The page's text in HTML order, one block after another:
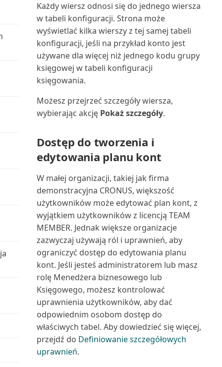
za pomocą funkc...
Wyświetlanie raportu testowego
przed zaksięgowa...
Wyświetlanie użytecznych
informacji w Centrach ról
Zapisywanie i personalizowanie
widoków list
Zarządzanie uprawnieniami za
pomocą grup użytko...
Zmienianie ustawień
podstawowych dla bieżącego ...
Zmienianie wyświetlanych
funkcji
Znajdowanie powiązanych
zapisów dla dokumentów
Znajdowanie stron i raportów za
pomocą Eksplora...
Oferta umowy serwisowej:
szczegóły (raport)
Oferty umów do podpisania
(raport)
Opłaty za zapasy: specyfikacja
(raport)
Plan kont (raport)
Podsumowanie odroczeń:
Sprzedaż (raport)
Podsumowanie odroczeń K/G
(raport)
Podsumowanie odroczeń
zakupów (raport)
Pojemnik korygujący magazynu
(raport)
Porównanie sald: poprzedni rok
(raport)
Każdy wiersz odnosi się do jednego wiersza
w tabeli konfiguracji. Strona może
wyświetlać kilka wierszy z tej samej tabeli
konfiguracji, jeśli na przykład konto jest
używane dla więcej niż jednego kodu grupy
księgowej w tabeli konfiguracji
księgowania.
Możesz przejrzeć szczegóły wiersza,
wybierając akcję Pokaż szczegóły.
Dostęp do tworzenia i
edytowania planu kont
W małej organizacji, takiej jak firma
demonstracyjna CRONUS, większość
użytkowników może edytować plan kont, z
wyjątkiem użytkowników z licencją TEAM
MEMBER. Jednak większe organizacje
zazwyczaj używają ról i uprawnień, aby
ograniczyć dostęp do edytowania planu
kont. Jeśli jesteś administratorem lub masz
rolę Menedżera biznesowego lub
Księgowego, możesz kontrolować
uprawnienia użytkowników, aby dać
odpowiednim osobom dostęp do
właściwych tabel. Aby dowiedzieć się więcej,
przejdź do Definiowanie szczegółowych
uprawnień.